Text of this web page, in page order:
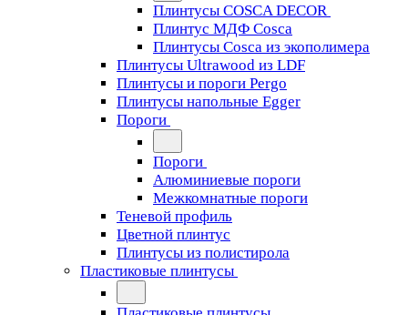
Плинтусы COSCA DECOR
Плинтус МДФ Cosca
Плинтусы Cosca из экополимера
Плинтусы Ultrawood из LDF
Плинтусы и пороги Pergo
Плинтусы напольные Egger
Пороги
Пороги
Алюминиевые пороги
Межкомнатные пороги
Теневой профиль
Цветной плинтус
Плинтусы из полистирола
Пластиковые плинтусы